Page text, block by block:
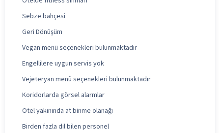
Sebze bahçesi
Geri Dönüşüm
Vegan menü seçenekleri bulunmaktadır
Engellilere uygun servis yok
Vejeteryan menü seçenekleri bulunmaktadır
Koridorlarda görsel alarmlar
Otel yakınında at binme olanağı
Birden fazla dil bilen personel